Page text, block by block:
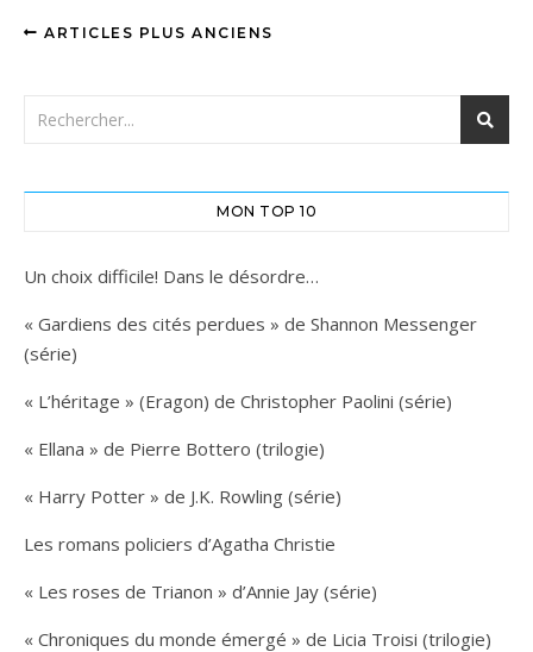
ARTICLES PLUS ANCIENS
MON TOP 10
Un choix difficile! Dans le désordre…
« Gardiens des cités perdues » de Shannon Messenger
(série)
« L’héritage » (Eragon) de Christopher Paolini (série)
« Ellana » de Pierre Bottero (trilogie)
« Harry Potter » de J.K. Rowling (série)
Les romans policiers d’Agatha Christie
« Les roses de Trianon » d’Annie Jay (série)
« Chroniques du monde émergé » de Licia Troisi (trilogie)